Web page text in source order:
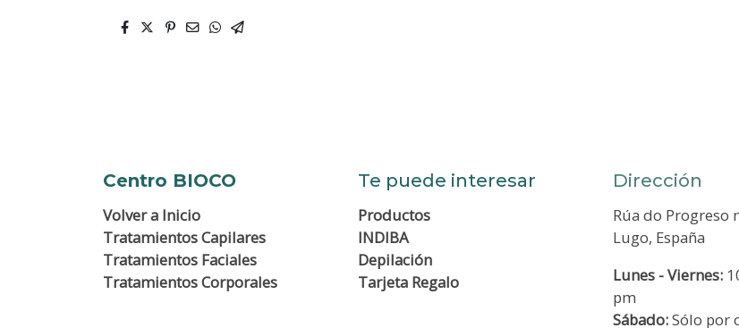
Centro BIOCO
Volver aInicio
Tratamientos Capilares
Tratamientos Faciales
Tratamientos Corporales
Te puede interesar
Productos
INDIBA
Depilación
Tarjeta Regalo
Dirección
Rúa do Progreso
Lugo, España
Lunes - Viernes:
pm
Sábado:Sólo por